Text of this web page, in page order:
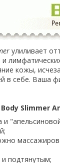
улиливает
кожы,
в себе. Ваша
Slimmer
подтянутым;